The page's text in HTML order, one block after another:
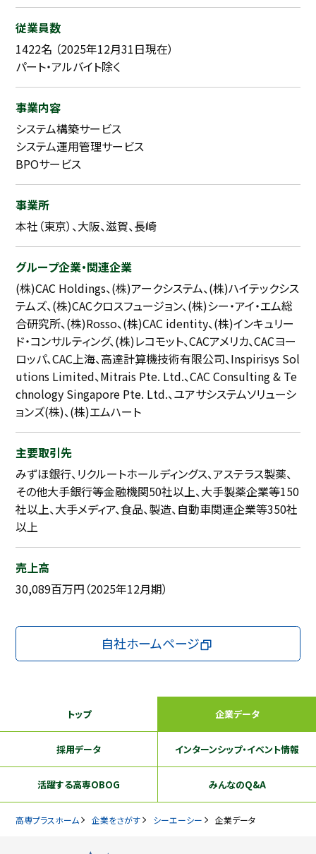
従業員数
1422名 （2025年12月31日現在）
パート・アルバイト除く
事業内容
システム構築サービス
システム運用管理サービス
BPOサービス
事業所
本社（東京）、大阪、滋賀、長崎
グループ企業・関連企業
(株)CAC Holdings、(株)アークシステム、(株)ハイテックシス
テムズ、(株)CACクロスフュージョン、(株)シー・アイ・エム総
合研究所、(株)Rosso、(株)CAC identity、(株)インキュリー
ド・コンサルティング、(株)レコモット、CACアメリカ、CACヨー
ロッパ、CAC上海、高達計算機技術有限公司、Inspirisys Sol
utions Limited、Mitrais Pte. Ltd.、CAC Consulting & Te
chnology Singapore Pte. Ltd.、ユアサシステムソリューシ
ョンズ(株)、(株)エムハート
主要取引先
みずほ銀行、リクルートホールディングス、アステラス製薬、
その他大手銀行等金融機関50社以上、大手製薬企業等150
社以上、大手メディア、食品、製造、自動車関連企業等350社
以上
売上高
30,089百万円（2025年12月期）
自社ホームページ
トップ 企業データ
採用データ インターンシップ・イベント情報
活躍する高専OBOG みんなのQ&A
高専プラスホーム 企業をさがす シーエーシー 企業データ